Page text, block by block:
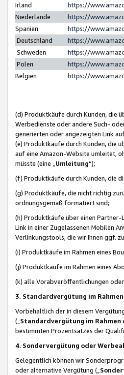
Irland
https://
Niederlande
https://
Spanien
https://
Deutschland
https://
Schweden
https://
Polen
https://
Belgien
https://
(d) Produktkäufe durch Kunden, die
Werbedienste oder andere Such-
generierten oder angezeigten Link
(e) Produktkäufe durch Kunden, die
auf eine Amazon-Website umleitet,
müsste (eine „ Umleitung“);
(f) Produktkäufe durch Kunden, die
(g) Produktkäufe, die nicht richtig
ordnungsgemäß formatiert sind;
(h) Produktkäufe über einen Partner-
Link in einer Zugelassenen Mobilen
Verlinkungstools, die wir Ihnen ggf.
(i) Produktkäufe im Rahmen eines
(j) Produktkäufe im Rahmen eines
(k) alle Vorabveröffentlichungen
3. Standardvergütung im
Vorbehaltlich der in diesem
(„ Standardvergütung im
bestimmten Prozentsatzes der
4. Sondervergütung oder
Gelegentlich können wir
oder alternative Vergütung („